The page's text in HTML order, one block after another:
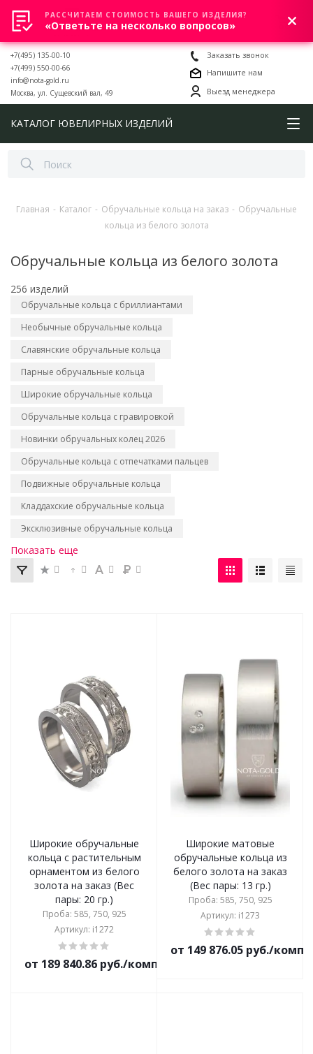
0
+7(495) 135-00-10
+7(499) 550-00-66
info@nota-gold.ru
Москва, ул. Сущевский вал, 49
Заказать звонок
Напишите нам
Выезд менеджера
КАТАЛОГ ЮВЕЛИРНЫХ ИЗДЕЛИЙ
Главная - Каталог - Обручальные кольца на заказ - Обручальные
кольца из белого золота
Обручальные кольца из белого золота
256 изделий
Обручальные кольца с бриллиантами
Необычные обручальные кольца
Славянские обручальные кольца
Парные обручальные кольца
Широкие обручальные кольца
Обручальные кольца с гравировкой
Новинки обручальных колец 2026
Обручальные кольца с отпечатками пальцев
Подвижные обручальные кольца
Кладдахские обручальные кольца
Эксклюзивные обручальные кольца
Показать еще
Широкие обручальные
кольца с растительным
орнаментом из белого
золота на заказ (Вес
пары: 20 гр.)
Проба: 585, 750, 925
Артикул: i1272
от 189 840.86 руб./комплект
Широкие матовые
обручальные кольца из
белого золота на заказ
(Вес пары: 13 гр.)
Проба: 585, 750, 925
Артикул: i1273
от 149 876.05 руб./
РАССЧИТАЕМ СТОИМОСТЬ ВАШЕГО ИЗДЕЛИЯ?
«Ответьте на несколько вопросов»